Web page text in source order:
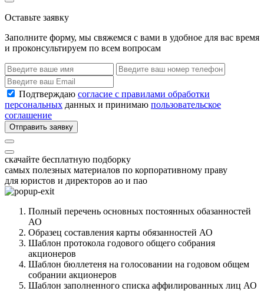
Оставьте заявку
Заполните форму, мы свяжемся с вами в удобное для вас время
и проконсультируем по всем вопросам
Подтверждаю согласие с правилами обработки
персональных данных и принимаю пользовательское
соглашение
Отправить заявку
скачайте бесплатную подборку
самых полезных материалов по корпоративному праву
для юристов и директоров ао и пао
Полный перечень основных постоянных обазанностей
АО
Образец составления карты обязанностей АО
Шаблон протокола годового общего собрания
акционеров
Шаблон бюллетеня на голосовании на годовом общем
собрании акционеров
Шаблон заполненного списка аффилированных лиц АО